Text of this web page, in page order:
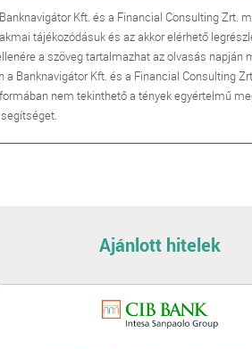
Kft. és a Financial Consulting Zrt.
tájékozódásuk és az akkor elérhető
a szöveg tartalmazhat az olvasás napján
Banknavigátor Kft. és a Financial Consulting
nem tekinthető a tények egyértelmű
Ajánlott hitelek